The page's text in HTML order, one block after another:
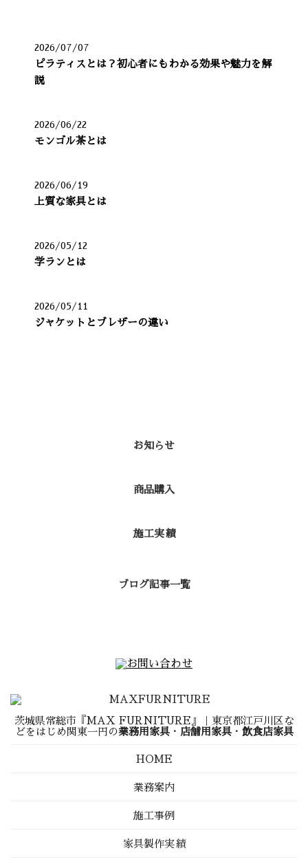
2026/07/07
ピラティスとは？初心者にもわかる効果や魅力を解
説
2026/06/22
モンゴル茶とは
2026/06/19
上質な家具とは
2026/05/12
学ランとは
2026/05/11
ジャケットとブレザーの違い
お知らせ
商品購入
施工実績
ブログ記事一覧
茨城県常総市『MAX FURNITURE』｜東京都江戸川区な
どをはじめ関東一円の業務用家具・ 店舗用家具・ 飲食店家具
HOME
業務案内
施工事例
家具製作実績